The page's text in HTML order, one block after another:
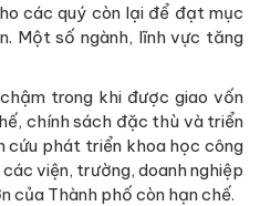
các quý còn lại để đạt mục
Một số ngành, lĩnh vực tăng
trong khi được giao vốn
chính sách đặc thù và triển
cứu phát triển khoa học công
viện, trường, doanh nghiệp
của Thành phố còn hạn chế.